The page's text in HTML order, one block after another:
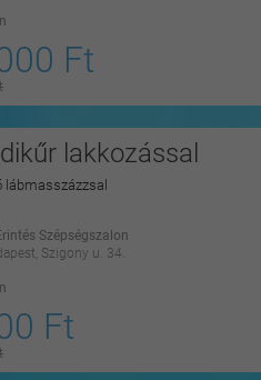
Ft
lakkozással
Szépségszalon
Szigony u. 34.
Ft